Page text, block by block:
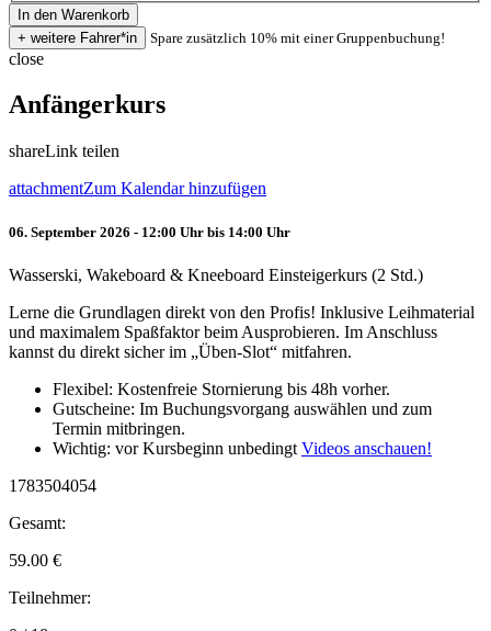
Spare zusätzlich 10% mit einer Gruppenbuchung!
close
Anfängerkurs
shareLink teilen
attachmentZum Kalendar hinzufügen
06. September 2026 - 12:00 Uhr bis 14:00 Uhr
Wasserski, Wakeboard & Kneeboard Einsteigerkurs (2 Std.)
Lerne die Grundlagen direkt von den Profis! Inklusive Leihmaterial
und maximalem Spaßfaktor beim Ausprobieren. Im Anschluss
kannst du direkt sicher im „Üben-Slot“ mitfahren.
Flexibel: Kostenfreie Stornierung bis 48h vorher.
Gutscheine: Im Buchungsvorgang auswählen und zum
Termin mitbringen.
Wichtig: vor Kursbeginn unbedingt Videos anschauen!
1783504054
Gesamt:
59.00 €
Teilnehmer: